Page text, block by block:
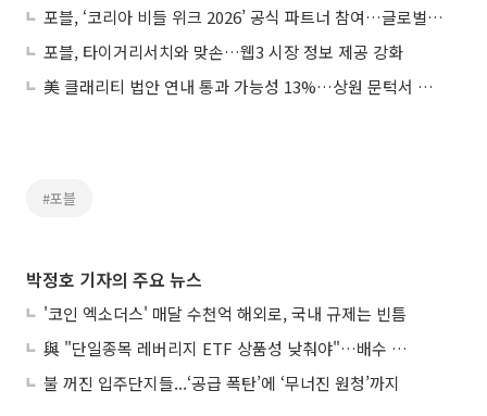
포블, ‘코리아 비들 위크 2026’ 공식 파트너 참여…글로벌 기술 생태계 조성
포블, 타이거리서치와 맞손…웹3 시장 정보 제공 강화
美 클래리티 법안 연내 통과 가능성 13%…상원 문턱서 제동
#포블
박정호 기자의 주요 뉴스
'코인 엑소더스' 매달 수천억 해외로, 국내 규제는 빈틈
與 "단일종목 레버리지 ETF 상품성 낮춰야"…배수 조정안도 거론
불 꺼진 입주단지들...‘공급 폭탄’에 ‘무너진 원청’까지